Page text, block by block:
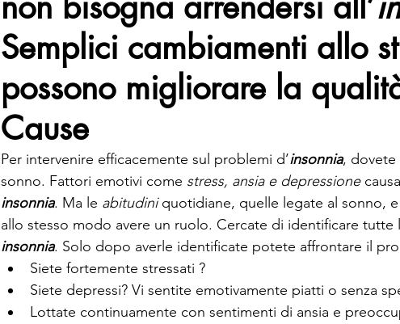
Semplici cambiamenti allo
possono migliorare la
Cause
Per intervenire efficacemente sul problemi d’insonnia, dovete
sonno. Fattori emotivi come stress, ansia e depressione
insonnia. Ma le abitudini quotidiane, quelle legate al sonno,
allo stesso modo avere un ruolo. Cercate di identificare tutte
insonnia. Solo dopo averle identificate potete affrontare il
Siete fortemente stressati ?
Siete depressi? Vi sentite emotivamente piatti o senza
Lottate continuamente con sentimenti di ansia e